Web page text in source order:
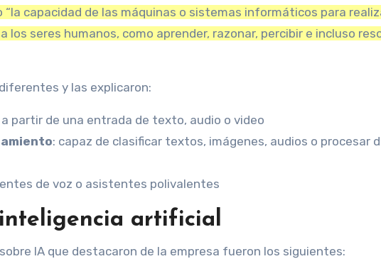
“la capacidad de las máquinas o sistemas informáticos para
seres humanos, como aprender, razonar, percibir e incluso
y las explicaron:
partir de una entrada de texto, audio o video
: capaz de clasificar textos, imágenes, audios o procesar
de voz o asistentes polivalentes
artificial
IA que destacaron de la empresa fueron los siguientes: